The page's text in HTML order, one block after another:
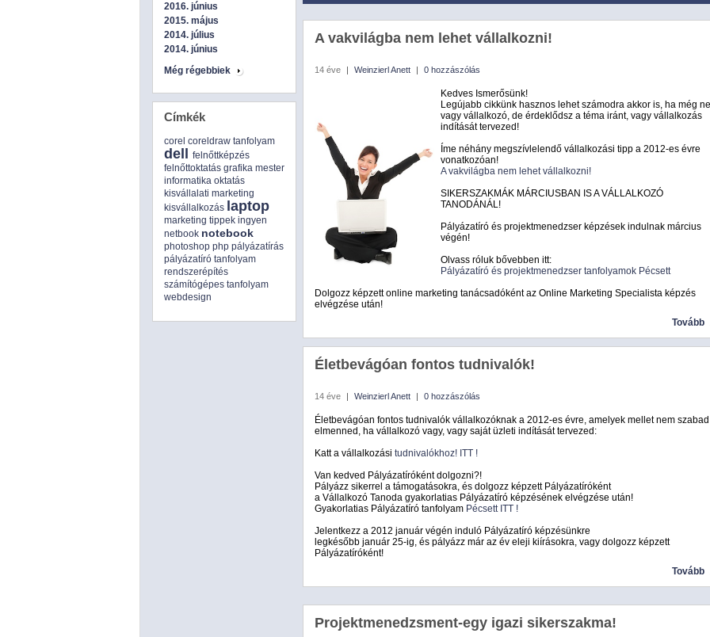
2016. június
2015. május
2014. július
2014. június
Még régebbiek
Címkék
corel coreldraw tanfolyam
dell
felnőttképzés
felnőttoktatás grafika mester
informatika oktatás
kisvállalati marketing
kisvállalkozás laptop
marketing tippek ingyen
netbook notebook
photoshop php pályázatírás
pályázatíró tanfolyam
rendszerépítés
számítógépes tanfolyam
webdesign
A vakvilágba nem lehet vállalkozni!
14 éve | Weinzierl Anett | 0 hozzászólás
Kedves Ismerősünk!
Legújabb cikkünk hasznos lehet számodra akkor is, ha még
vagy vállalkozó, de érdeklődsz a téma iránt, vagy vállalkozás
indítását tervezed!
Íme néhány megszívlelendő vállalkozási tipp a 2012-es évre
vonatkozóan!
A vakvilágba nem lehet vállalkozni!
SIKERSZAKMÁK MÁRCIUSBAN IS A VÁLLALKOZÓ
TANODÁNÁL!
Pályázatíró és projektmenedzser képzések indulnak március
végén!
Olvass róluk bővebben itt:
Pályázatíró és projektmenedzser tanfolyamok Pécsett
Dolgozz képzett online marketing tanácsadóként az Online Marketing Specialista képzés
elvégzése után!
Tovább
Életbevágóan fontos tudnivalók!
14 éve | Weinzierl Anett | 0 hozzászólás
Életbevágóan fontos tudnivalók vállalkozóknak a 2012-es évre, amelyek mellet nem szabad
elmenned, ha vállalkozó vagy, vagy saját üzleti indítását tervezed:
Katt a vállalkozási tudnivalókhoz! ITT !
Van kedved Pályázatíróként dolgozni?!
Pályázz sikerrel a támogatásokra, és dolgozz képzett Pályázatíróként
a Vállalkozó Tanoda gyakorlatias Pályázatíró képzésének elvégzése után!
Gyakorlatias Pályázatíró tanfolyam Pécsett ITT !
Jelentkezz a 2012 január végén induló Pályázatíró képzésünkre
legkésőbb január 25-ig, és pályázz már az év eleji kiírásokra, vagy dolgozz képzett
Pályázatíróként!
Tovább
Projektmenedzsment-egy igazi sikerszakma!